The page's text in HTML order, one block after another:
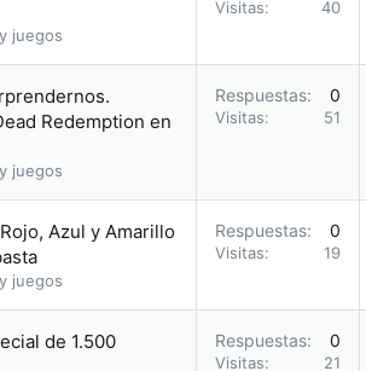
juegos
Visitas 40
Redemption en
juegos
Respuestas 0
Visitas 51
Azul y Amarillo
juegos
Respuestas 0
Visitas 19
de 1.500
Respuestas 0
Visitas 21